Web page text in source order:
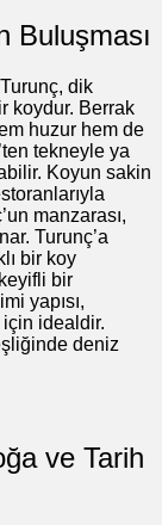
Buluşması
dik
koydur. Berrak
huzur hem de
tekneyle ya
Koyun sakin
manzarası,
Turunç’a
bir koy
bir
yapısı,
idealdir.
deniz
ve Tarih